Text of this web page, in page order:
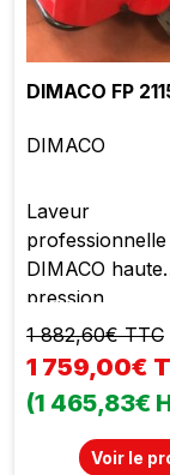
DIMACO FP
DIMACO
Laveur
professionnelle
DIMACO haute
pression
1 882,60€ TTC
1 759,00€
(1 465,83€
Voir le